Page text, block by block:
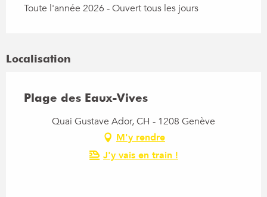
Toute l'année 2026 - Ouvert tous les jours
Localisation
Plage des Eaux-Vives
Quai Gustave Ador, CH - 1208 Genève
M'y rendre
J'y vais en train !